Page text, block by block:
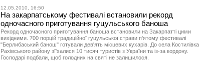
12.05.2010, 16:50
На закарпатському фестивалі встановили рекорд
одночасного приготування гуцульського баноша
Рекорд одночасного приготування баноша встановили на Закарпатті цими
вихідними. 700 порцій традиційної гуцульської страви п'ятому фестивалі
"Берлибаський банош" готували дев'ять місцевих кухарів. До села Костилівка
Рахівського району зї'халися 10 тисяч туристів з України та із-за кордону.
Господарі подбали, щоб голодних на святі не залишилося.